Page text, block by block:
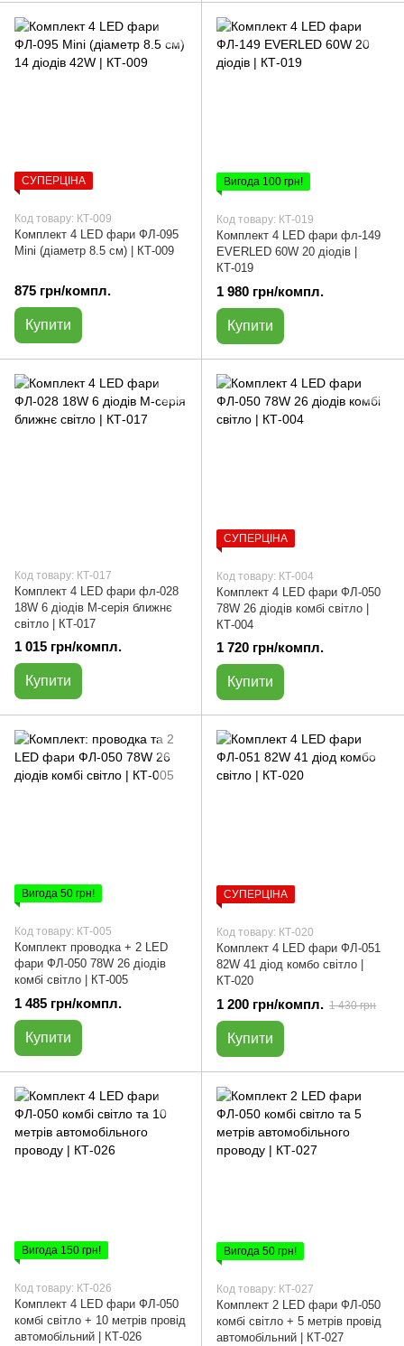
СУПЕРЦІНА
Код товару: КТ-009
Комплект 4 LED фари ФЛ-095
Мini (діаметр 8.5 см) | КТ-009
875 грн/компл.
Купити
Вигода 100 грн!
Код товару: КТ-019
Комплект 4 LED фари фл-149
EVERLED 60W 20 діодів |
КТ-019
1 980 грн/компл.
Купити
Код товару: КТ-017
Комплект 4 LED фари фл-028
18W 6 діодів M-серія ближнє
світло | КТ-017
1 015 грн/компл.
Купити
СУПЕРЦІНА
Код товару: КТ-004
Комплект 4 LED фари ФЛ-050
78W 26 діодів комбі світло |
КТ-004
1 720 грн/компл.
Купити
Вигода 50 грн!
Код товару: КТ-005
Комплект проводка + 2 LED
фари ФЛ-050 78W 26 діодів
комбі світло | КТ-005
1 485 грн/компл.
Купити
СУПЕРЦІНА
Код товару: КТ-020
Комплект 4 LED фари ФЛ-051
82W 41 діод комбо світло |
КТ-020
1 200 грн/компл. 1 430 грн
Купити
Вигода 150 грн!
Код товару: КТ-026
Комплект 4 LED фари ФЛ-050
комбі світло + 10 метрів провід
автомобільний | КТ-026
Вигода 50 грн!
Код товару: КТ-027
Комплект 2 LED фари ФЛ-050
комбі світло + 5 метрів провід
автомобільний | КТ-027